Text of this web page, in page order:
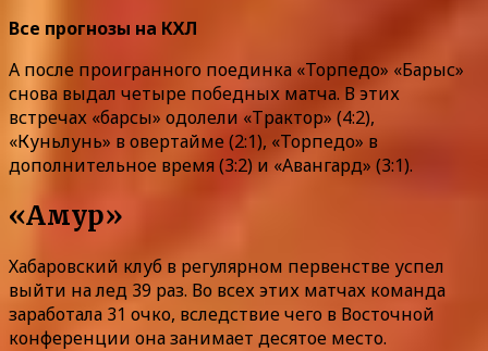
Все прогнозы на КХЛ
А после проигранного поединка «Торпедо» «Барыс»
снова выдал четыре победных матча. В этих
встречах «барсы» одолели «Трактор» (4:2),
«Куньлунь» в овертайме (2:1), «Торпедо» в
дополнительное время (3:2) и «Авангард» (3:1).
«Амур»
Хабаровский клуб в регулярном первенстве успел
выйти на лед 39 раз. Во всех этих матчах команда
заработала 31 очко, вследствие чего в Восточной
конференции она занимает десятое место.